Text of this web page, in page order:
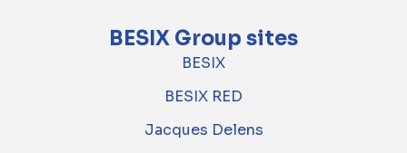
BESIX Group sites
BESIX
BESIX RED
Jacques Delens